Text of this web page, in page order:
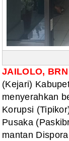
JAILOLO,
(Kejari)
menyerahkan
Korupsi
Pusaka
mantan